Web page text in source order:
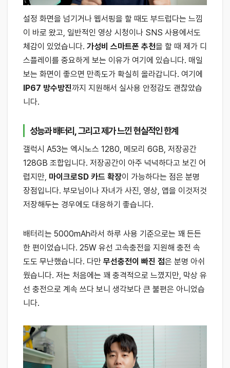
설정 화면을 넘기거나 웹서핑을 할 때도 부드럽다는 느낌
이 바로 왔고, 일반적인 영상 시청이나 SNS 사용에서도
체감이 있었습니다. 가성비 스마트폰 추천을 할 때 제가 디
스플레이를 중요하게 보는 이유가 여기에 있습니다. 매일
보는 화면이 좋으면 만족도가 확실히 올라갑니다. 여기에
IP67 방수방진까지 지원해서 실사용 안정감도 괜찮았습
니다.
성능과 배터리, 그리고 제가 느낀 현실적인 한계
갤럭시 A53는 엑시노스 1280, 메모리 6GB, 저장공간
128GB 조합입니다. 저장공간이 아주 넉넉하다고 보긴 어
렵지만, 마이크로SD 카드 확장이 가능하다는 점은 분명
장점입니다. 부모님이나 자녀가 사진, 영상, 앱을 이것저것
저장해두는 경우에도 대응하기 좋습니다.
배터리는 5000mAh라서 하루 사용 기준으로는 꽤 든든
한 편이었습니다. 25W 유선 고속충전을 지원해 충전 속
도도 무난했습니다. 다만 무선충전이 빠진 점은 분명 아쉬
웠습니다. 저는 처음에는 꽤 충격적으로 느꼈지만, 막상 유
선 충전으로 계속 쓰다 보니 생각보다 큰 불편은 아니었습
니다.